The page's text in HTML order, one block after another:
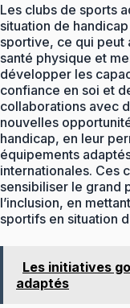
Les clubs de sports
situation de
sportive, ce qui peut
santé physique et
développer les
confiance en soi et
collaborations avec
nouvelles
handicap, en leur
équipements
internationales. Ces
sensibiliser le grand
l’inclusion, en
sportifs en situation
Les initiatives
adaptés